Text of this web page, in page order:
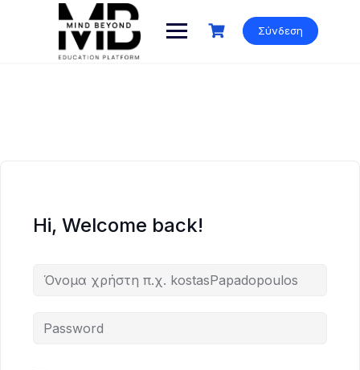
Σύνδεση
Hi, Welcome back!